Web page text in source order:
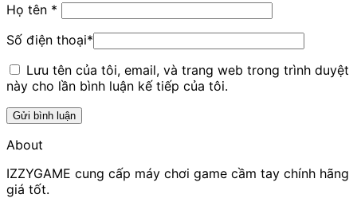
Họ tên *
Số điện thoại*
Lưu tên của tôi, email, và trang web trong trình duyệt
này cho lần bình luận kế tiếp của tôi.
About
IZZYGAME cung cấp máy chơi game cầm tay chính hãng
giá tốt.